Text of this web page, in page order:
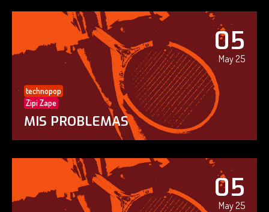
05
May 25
technopop
Zipi Zape
MIS PROBLEMAS
05
May 25